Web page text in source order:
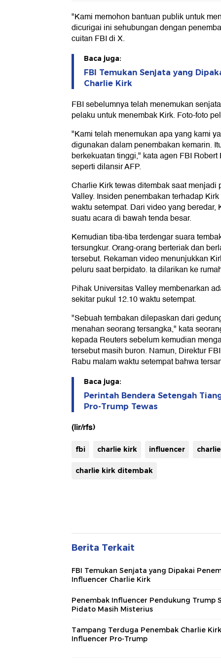
"Kami memohon bantuan publik untuk
dicurigai ini sehubungan dengan
cuitan FBI di X.
Baca juga:
FBI Temukan Senjata yang
Charlie Kirk
FBI sebelumnya telah menemukan
pelaku untuk menembak Kirk. Foto-foto
"Kami telah menemukan apa yang kami
digunakan dalam penembakan kemarin.
berkekuatan tinggi," kata agen FBI
seperti dilansir AFP.
Charlie Kirk tewas ditembak saat menjadi
Valley. Insiden penembakan terhadap
waktu setempat. Dari video yang beredar,
suatu acara di bawah tenda besar.
Kemudian tiba-tiba terdengar suara
tersungkur. Orang-orang berteriak dan
tersebut. Rekaman video menunjukkan
peluru saat berpidato. Ia dilarikan ke
Pihak Universitas Valley membenarkan
sekitar pukul 12.10 waktu setempat.
"Sebuah tembakan dilepaskan dari
menahan seorang tersangka," kata
kepada Reuters sebelum kemudian
tersebut masih buron. Namun, Direktur
Rabu malam waktu setempat bahwa
Baca juga:
Perintah Bendera Setengah
Pro-Trump Tewas
(lir/rfs)
fbi charlie kirk influencer
charlie kirk ditembak
Berita Terkait
FBI Temukan Senjata yang Dipakai
Influencer Charlie Kirk
Penembak Influencer Pendukung Trump
Pidato Masih Misterius
Tampang Terduga Penembak Charlie Kirk
Influencer Pro-Trump